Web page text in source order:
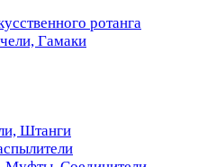
ротанга
Гамаки
Штанги